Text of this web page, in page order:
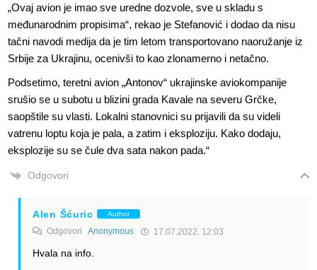
„Ovaj avion je imao sve uredne dozvole, sve u skladu s
međunarodnim propisima“, rekao je Stefanović i dodao da nisu
tačni navodi medija da je tim letom transportovano naoružanje iz
Srbije za Ukrajinu, ocenivši to kao zlonamerno i netačno.
Podsetimo, teretni avion „Antonov“ ukrajinske aviokompanije
srušio se u subotu u blizini grada Kavale na severu Grčke,
saopštile su vlasti. Lokalni stanovnici su prijavili da su videli
vatrenu loptu koja je pala, a zatim i eksploziju. Kako dodaju,
eksplozije su se čule dva sata nakon pada.“
Odgovori
Alen Šćuric Author
Odgovori Anonymous 17.07.2022. 12:03
Hvala na info.